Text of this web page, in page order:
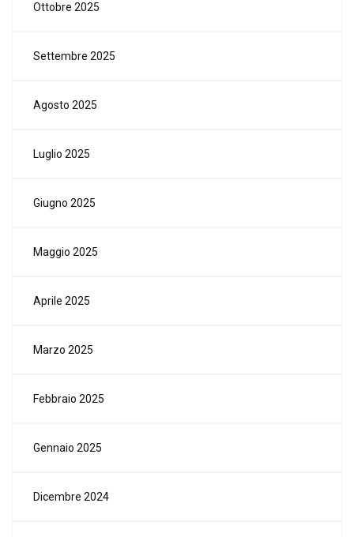
Ottobre 2025
Settembre 2025
Agosto 2025
Luglio 2025
Giugno 2025
Maggio 2025
Aprile 2025
Marzo 2025
Febbraio 2025
Gennaio 2025
Dicembre 2024